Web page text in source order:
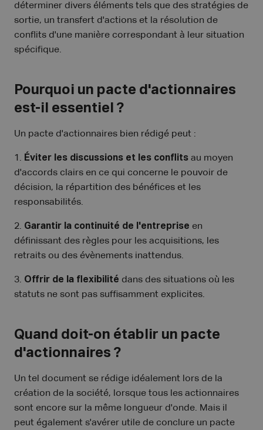
déterminer divers éléments tels que des stratégies de
sortie, un transfert d'actions et la résolution de
conflits d'une manière correspondant à leur situation
spécifique.
Pourquoi un pacte d'actionnaires
est-il essentiel ?
Un pacte d'actionnaires bien rédigé peut :
1. Éviter les discussions et les conflits au moyen
d'accords clairs en ce qui concerne le pouvoir de
décision, la répartition des bénéfices et les
responsabilités.
2. Garantir la continuité de l'entreprise en
définissant des règles pour les acquisitions, les
retraits ou des évènements inattendus.
3. Offrir de la flexibilité dans des situations où les
statuts ne sont pas suffisamment explicites.
Quand doit-on établir un pacte
d'actionnaires ?
Un tel document se rédige idéalement lors de la
création de la société, lorsque tous les actionnaires
sont encore sur la même longueur d'onde. Mais il
peut également s'avérer utile de conclure un pacte